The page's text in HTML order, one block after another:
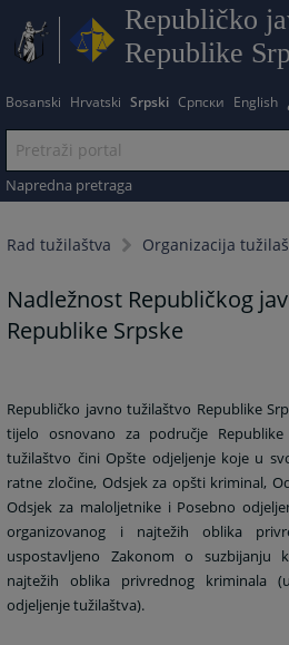
Republičko
Republike
Bosanski Hrvatski Srpski Српски English
Napredna pretraga
Rad tužilaštva Organizacija
Nadležnost Republičkog
Republike Srpske
Republičko javno tužilaštvo Republike
tijelo osnovano za područje Republike
tužilaštvo čini Opšte odjeljenje koje u
ratne zločine, Odsjek za opšti kriminal,
Odsjek za maloljetnike i Posebno
organizovanog i najtežih oblika
uspostavljeno Zakonom o suzbijanju
najtežih oblika privrednog kriminala
odjeljenje tužilaštva).